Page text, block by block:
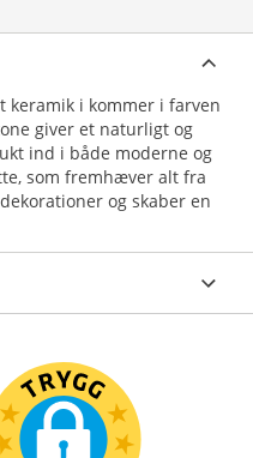
keramik i kommer i farven
giver et naturligt og
ind i både moderne og
som fremhæver alt fra
og skaber en